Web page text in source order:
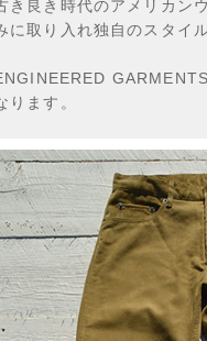
き良き時代のアメリカン
に取り入れ独自のスタイ
ります。